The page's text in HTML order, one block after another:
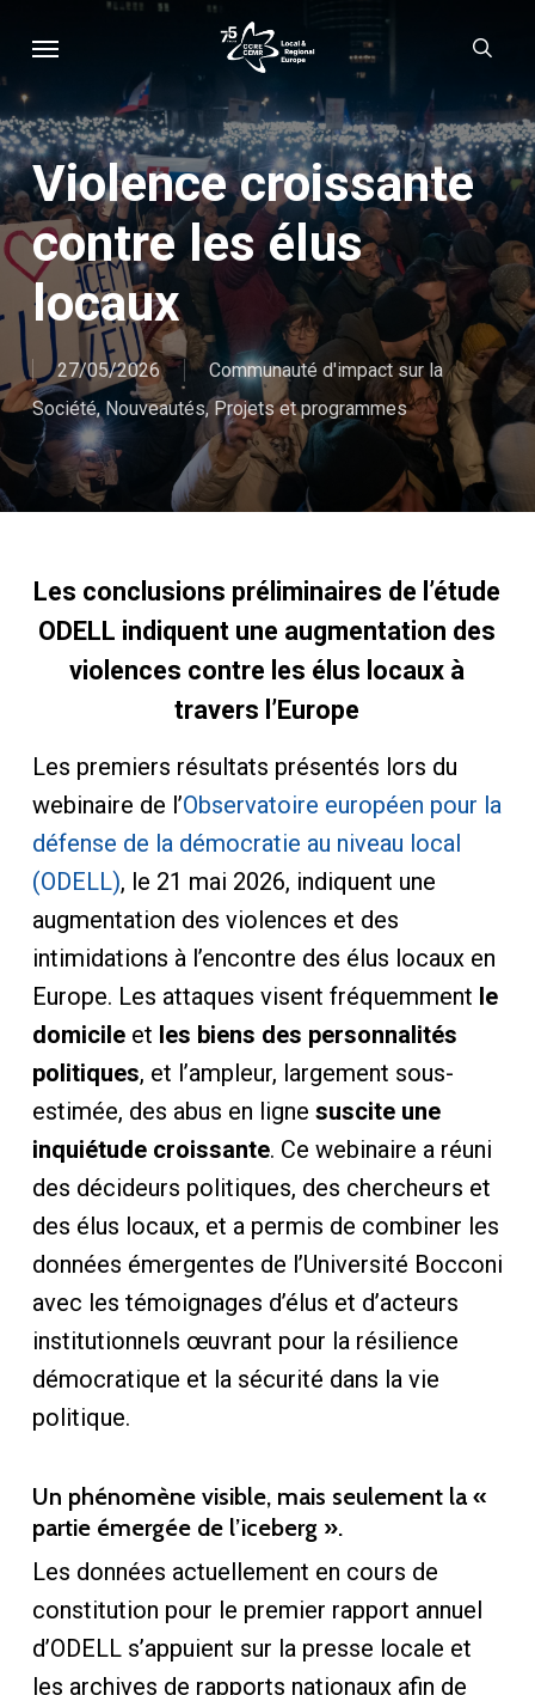
main
content
Violence croissante
contre les élus
locaux
27/05/2026
Communauté d'impact sur la
Société, Nouveautés, Projets et programmes
Les conclusions préliminaires de l’étude
ODELL indiquent une augmentation des
violences contre les élus locaux à
travers l’Europe
Les premiers résultats présentés lors du
webinaire de l’Observatoire européen pour la
défense de la démocratie au niveau local
(ODELL), le 21 mai 2026, indiquent une
augmentation des violences et des
intimidations à l’encontre des élus locaux en
Europe. Les attaques visent fréquemment le
domicileet les biens des personnalités
politiques, et l’ampleur, largement sous-
estimée, des abus en ligne suscite une
inquiétude croissante. Ce webinaire a réuni
des décideurs politiques, des chercheurs et
des élus locaux, et a permis de combiner les
données émergentes de l’Université Bocconi
avec les témoignages d’élus et d’acteurs
institutionnels œuvrant pour la résilience
démocratique et la sécurité dans la vie
politique.
Un phénomène visible, mais seulement la «
partie émergée de l’iceberg ».
Les données actuellement en cours de
constitution pour le premier rapport annuel
d’ODELL s’appuient sur la presse locale et
les archives de rapports nationaux afin de